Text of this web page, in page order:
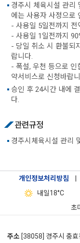
경주시 체육시설 관리
에는 사용자 사정으로
- 사용일 5일전까지 전
- 사용일 1일전까지
- 당일 취소 시 환불되
랍니다.
- 폭설, 우천 등으로 인
약서비스로 신청바랍
승인 후 24시간 내에
다.
관련규정
경주시체육시설 관리
개인정보처리방침
내일18°C
초
주소 [38058] 경주시 충